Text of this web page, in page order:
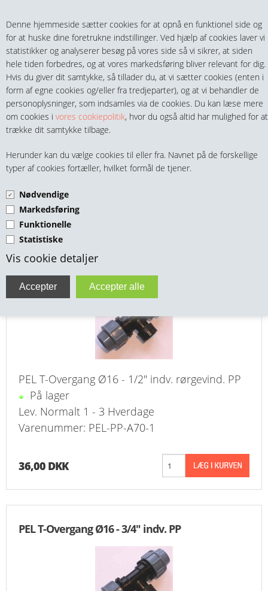
Denne hjemmeside sætter cookies for at opnå en funktionel side og
for at huske dine foretrukne indstillinger. Ved hjælp af cookies laver vi
statistikker og analyserer besøg på vores side så vi sikrer, at siden
hele tiden forbedres, og at vores markedsføring bliver relevant for dig.
Hvis du giver dit samtykke, så tillader du, at vi sætter cookies (enten i
form af egne cookies og/eller fra tredjeparter), og at vi behandler de
personoplysninger, som indsamles via de cookies. Du kan læse mere
om cookies i vores cookiepolitik, hvor du også altid har mulighed for at
trække dit samtykke tilbage.
Herunder kan du vælge cookies til eller fra. Navnet på de forskellige
typer af cookies fortæller, hvilket formål de tjener.
Nødvendige
Markedsføring
Funktionelle
Statistiske
Vis cookie detaljer
Teltech.dk 0 vare(r) i kurven
0,00 DKK
MENU
HANER & VENTILER
SLANGER, KOBLINGER & TILBEHØR
RØR & TILBEHØR
TEKNIK & AUTOMATIK
VA FITTINGS & VENTILER
ENTREPENØRARBEJDE- & UDSTYR
VÆRKTØJ
BEFÆSTIGELSE
BESPÆNDING, GUMMIDELE M.M.
BEARBEJDNING, MONTAGE & HAVEARBEJDE
MATERIEL HÅNDTERING
PEL T-OVERGANG INDV. PP
PEL T-Overgang Ø16 - 1/2" indv. PP
PEL T-Overgang Ø16 - 1/2" indv. rørgevind. PP
På lager
Lev. Normalt 1 - 3 Hverdage
Varenummer: PEL-PP-A70-1
36,00 DKK
PEL T-Overgang Ø16 - 3/4" indv. PP